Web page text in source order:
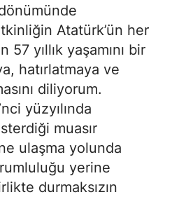
Atatürk’ün her
yıllık yaşamını bir
hatırlatmaya ve
diliyorum.
yüzyılında
muasır
ulaşma yolunda
yerine
durmaksızın